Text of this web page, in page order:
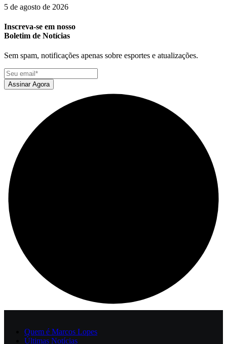
5 de agosto de 2026
Inscreva-se em nosso
Boletim de Notícias
Sem spam, notificações apenas sobre esportes e atualizações.
Assinar Agora
Quem é Marcos Lopes
Últimas Notícias